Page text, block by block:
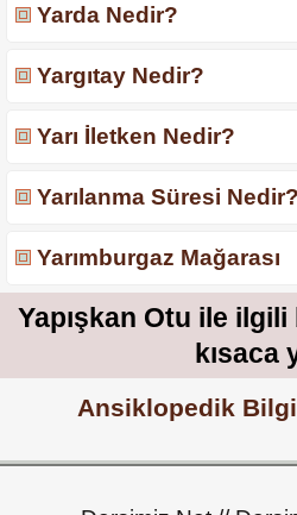
Yarda Nedir?
Yargıtay Nedir?
Yarı İletken Nedir?
Yarılanma Süresi Nedir?
Yarımburgaz Mağarası
Yapışkan Otu ile
kısaca
Ansiklopedik